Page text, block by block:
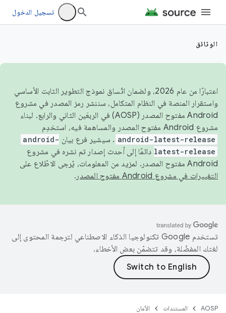
تسجيل الدخول
الوثائق
اعتبارًا من عام 2026، ولضمان اتّساق نموذج التطوير الثابت الأساسي
واستقرار المنصة في النظام المتكامل، سننشر رمز المصدر في مشروع
Android مفتوح المصدر (AOSP) في الربعَين الثاني والرابع. لبناء
مشروع Android مفتوح المصدر والمساهمة فيه، استخدِم
android-latest-release . سيشير فرع بيان android-
latest-release دائمًا إلى أحدث إصدار تم نشره في مشروع
Android مفتوح المصدر. لمزيد من المعلومات، يُرجى الاطّلاع على
التغييرات في مشروع Android مفتوح المصدر
.
تستخدم Google تكنولوجيا الذكاء الاصطناعي لترجمة المحتوى إلى
لغتك المفضّلة، وقد تتضمّن بعض الأخطاء.
AOSP المستندات الأمان